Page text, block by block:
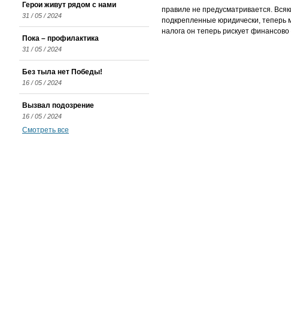
правиле не предусматривается.
подкрепленные юридически, теперь
налога он теперь рискует
Герои живут рядом с нами
31 / 05 / 2024
Пока – профилактика
31 / 05 / 2024
Без тыла нет Победы!
16 / 05 / 2024
Вызвал подозрение
16 / 05 / 2024
Смотреть все